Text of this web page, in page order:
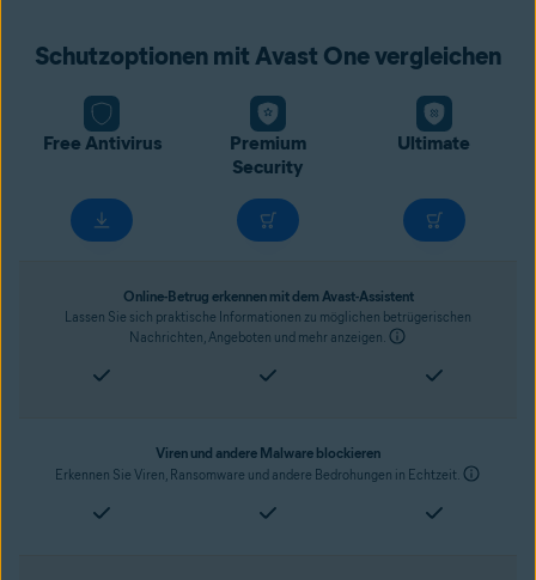
Schutzoptionen mit Avast One vergleichen
Free Antivirus
Premium
Security
Ultimate
Online-Betrug erkennen mit dem Avast-Assistent
Lassen Sie sich praktische Informationen zu möglichen betrügerischen
Nachrichten, Angeboten und mehr anzeigen.
Viren und andere Malware blockieren
Erkennen Sie Viren, Ransomware und andere Bedrohungen in Echtzeit.